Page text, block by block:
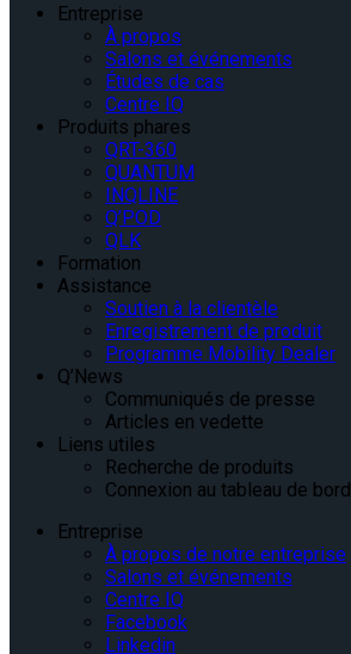
Entreprise
À propos
Salons et événements
Études de cas
Centre IQ
Produits phares
QRT-360
QUANTUM
INQLINE
Q’POD
QLK
Formation
Assistance
Soutien à la clientèle
Enregistrement de produit
Programme Mobility Dealer
Q’News
Communiqués de presse
Articles en vedette
Liens utiles
Recherche de produits
Connexion au tableau de bord
Entreprise
À propos de notre entreprise
Salons et événements
Centre IQ
Facebook
Linkedin